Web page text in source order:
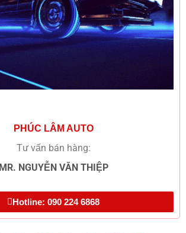
PHÚC LÂM AUTO
Tư vấn bán hàng:
MR. NGUYỄN VĂN THIỆP
Hotline: 090 224 6868